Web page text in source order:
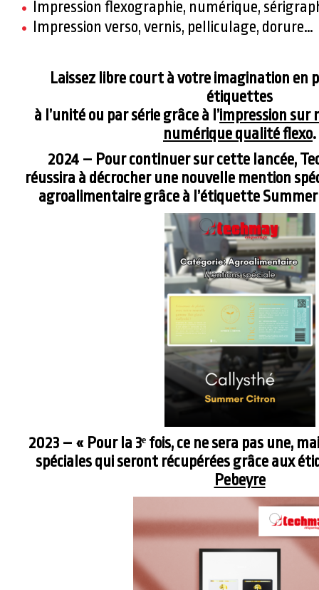
Impression flexographie, numérique,
Impression verso, vernis, pelliculage, dorure…
Laissez libre court à votre imagination en
étiquettes
à l’unité ou par série grâce à l’impression sur
numérique qualité flexo.
2024 – Pour continuer sur cette lancée,
réussira à décrocher une nouvelle mention
agroalimentaire grâce à l’étiquette
2023 – « Pour la 3ᵉ fois, ce ne sera pas une,
spéciales qui seront récupérées grâce aux
Pebeyre